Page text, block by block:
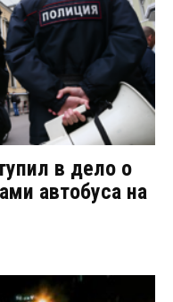
в дело о
автобуса на